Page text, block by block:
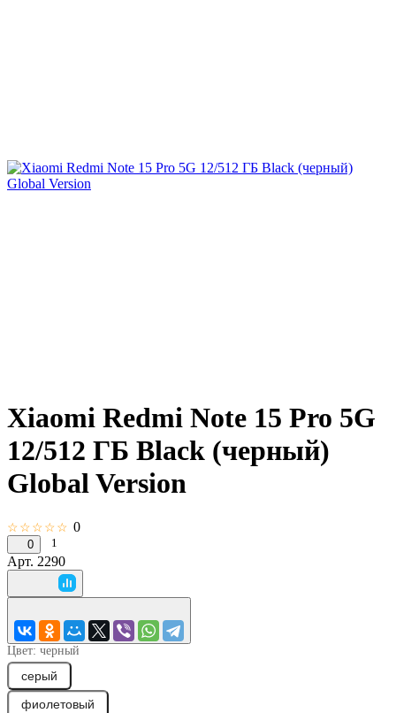
Xiaomi Redmi Note 15 Pro 5G
12/512 ГБ Black (черный)
Global Version
☆☆☆☆☆ 0
0 1
Арт. 2290
Цвет: черный
серый
фиолетовый